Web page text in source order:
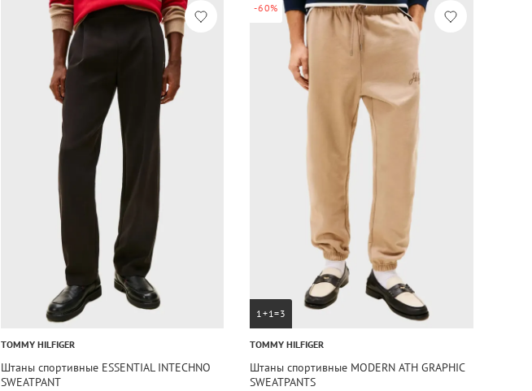
TOMMY HILFIGER
Штаны спортивные ESSENTIAL INTECHNO
SWEATPANT
-60%
1+1=3
TOMMY HILFIGER
Штаны спортивные MODERN ATH GRAPHIC
SWEATPANTS